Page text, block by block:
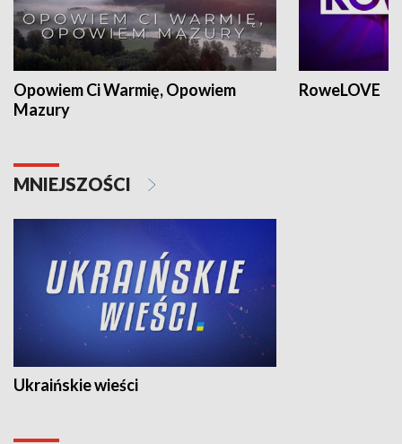
Opowiem Ci Warmię, Opowiem
Mazury
RoweLOVE
MNIEJSZOŚCI
Ukraińskie wieści